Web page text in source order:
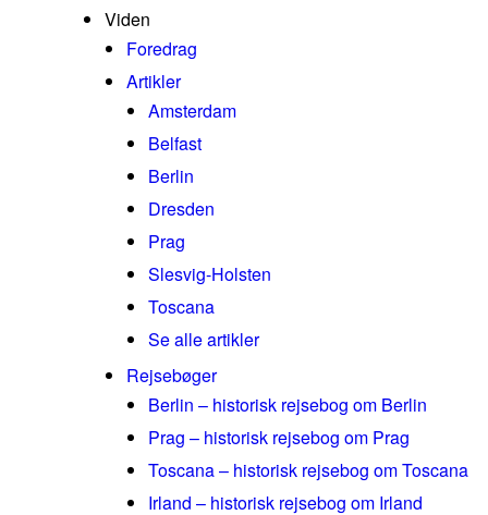
Viden
Foredrag
Artikler
Amsterdam
Belfast
Berlin
Dresden
Prag
Slesvig-Holsten
Toscana
Se alle artikler
Rejsebøger
Berlin – historisk rejsebog om Berlin
Prag – historisk rejsebog om Prag
Toscana – historisk rejsebog om Toscana
Irland – historisk rejsebog om Irland